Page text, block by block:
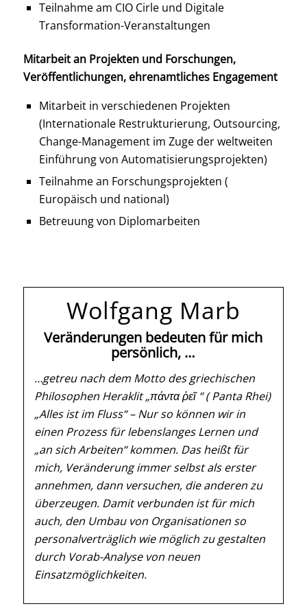
Teilnahme am CIO Cirle und Digitale
Transformation-Veranstaltungen
Mitarbeit an Projekten und Forschungen,
Veröffentlichungen, ehrenamtliches Engagement
Mitarbeit in verschiedenen Projekten
(Internationale Restrukturierung, Outsourcing,
Change-Management im Zuge der weltweiten
Einführung von Automatisierungsprojekten)
Teilnahme an Forschungsprojekten (
Europäisch und national)
Betreuung von Diplomarbeiten
Wolfgang Marb
Veränderungen bedeuten für mich
persönlich, …
…getreu nach dem Motto des griechischen
Philosophen Heraklit „πάντα ῥεῖ “ ( Panta Rhei)
„Alles ist im Fluss“ – Nur so können wir in
einen Prozess für lebenslanges Lernen und
„an sich Arbeiten“ kommen. Das heißt für
mich, Veränderung immer selbst als erster
annehmen, dann versuchen, die anderen zu
überzeugen. Damit verbunden ist für mich
auch, den Umbau von Organisationen so
personalverträglich wie möglich zu gestalten
durch Vorab-Analyse von neuen
Einsatzmöglichkeiten.